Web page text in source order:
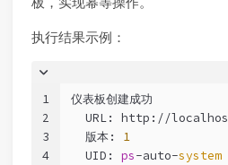
执行结果示例：
1
2
3
4
仪表板创建成功
  URL: http://localhos
  版本:
1
  UID:
ps-auto-system